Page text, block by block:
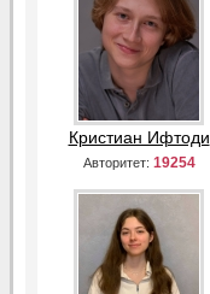
Кристиан Ифтоди
Авторитет: 19254